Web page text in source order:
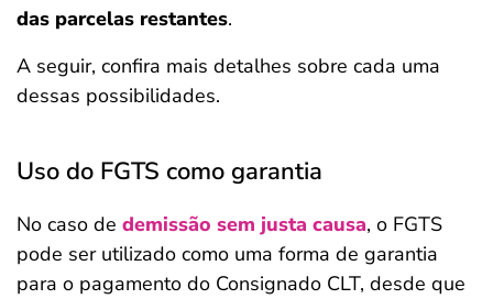
das parcelas restantes.
A seguir, confira mais detalhes sobre cada uma
dessas possibilidades.
Uso do FGTS como garantia
No caso de demissão sem justa causa, o FGTS
pode ser utilizado como uma forma de garantia
para o pagamento do Consignado CLT, desde que